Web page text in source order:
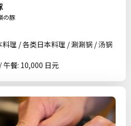
の豚
理 / 各类日本料理 / 涮涮锅 / 汤锅
午餐: 10,000 日元